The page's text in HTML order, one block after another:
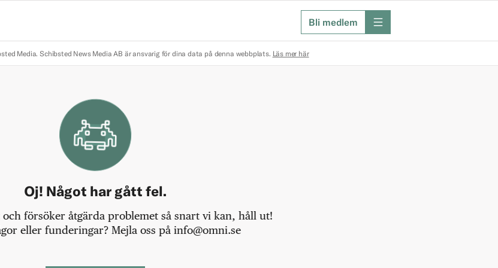
Bli medlem meny
Media. Schibsted News Media AB är ansvarig för dina data på denna webbplats. Läs mer här
Oj! Något har gått fel.
försöker åtgärda problemet så snart vi kan, håll ut!
eller funderingar? Mejla oss på info@omni.se